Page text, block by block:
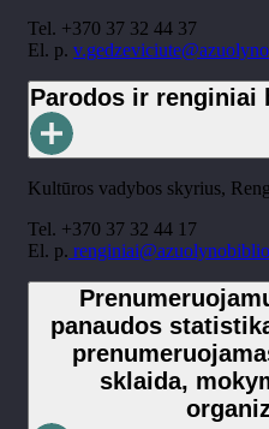
Tel. +370 37 32 44 37
El. p.
Parodos ir renginiai
Kultūros vadybos skyrius,
Tel. +370 37 32 44 17
El. p.
panaudos
sklaida,